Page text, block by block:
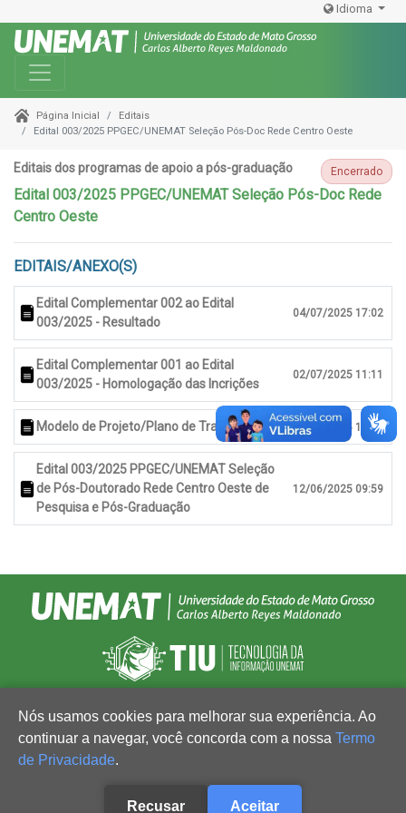
Idioma
Toggle navigation
Página Inicial
Editais
Edital 003/2025 PPGEC/UNEMAT Seleção Pós-Doc Rede Centro Oeste
Editais dos programas de apoio a pós-graduação Encerrado
Edital 003/2025 PPGEC/UNEMAT Seleção Pós-Doc Rede
Centro Oeste
EDITAIS/ANEXO(S)
Edital Complementar 002 ao Edital
003/2025 - Resultado
04/07/2025 17:02
Edital Complementar 001 ao Edital
003/2025 - Homologação das Incrições
02/07/2025 11:11
Modelo de Projeto/Plano de Trabalho 12/06/2025 10:00
Edital 003/2025 PPGEC/UNEMAT Seleção
de Pós-Doutorado Rede Centro Oeste de
Pesquisa e Pós-Graduação
12/06/2025 09:59
Nós usamos cookies para melhorar sua experiência. Ao
continuar a navegar, você concorda com a nossa Termo
de Privacidade.
Recusar Aceitar